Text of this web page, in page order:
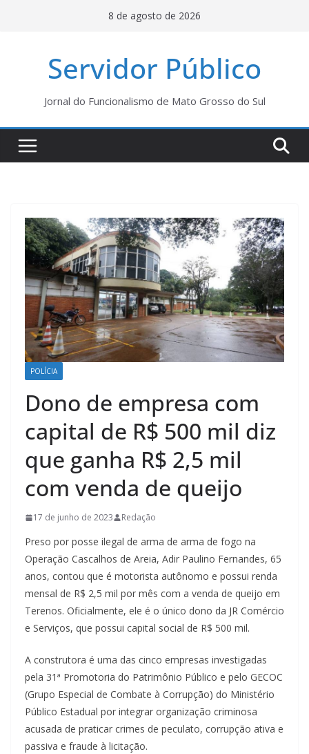
8 de agosto de 2026
Servidor Público
Jornal do Funcionalismo de Mato Grosso do Sul
POLÍCIA
Dono de empresa com
capital de R$ 500 mil diz
que ganha R$ 2,5 mil
com venda de queijo
17 de junho de 2023 Redação
Preso por posse ilegal de arma de arma de fogo na
Operação Cascalhos de Areia, Adir Paulino Fernandes, 65
anos, contou que é motorista autônomo e possui renda
mensal de R$ 2,5 mil por mês com a venda de queijo em
Terenos. Oficialmente, ele é o único dono da JR Comércio
e Serviços, que possui capital social de R$ 500 mil.
A construtora é uma das cinco empresas investigadas
pela 31ª Promotoria do Patrimônio Público e pelo GECOC
(Grupo Especial de Combate à Corrupção) do Ministério
Público Estadual por integrar organização criminosa
acusada de praticar crimes de peculato, corrupção ativa e
passiva e fraude à licitação.